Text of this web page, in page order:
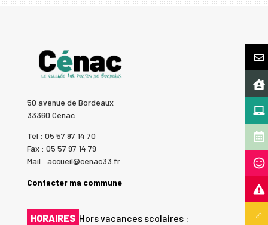
50 avenue de Bordeaux
33360 Cénac
Tél : 05 57 97 14 70
Fax : 05 57 97 14 79
Mail : accueil@cenac33.fr
Contacter ma commune
HORAIRES Hors vacances scolaires :